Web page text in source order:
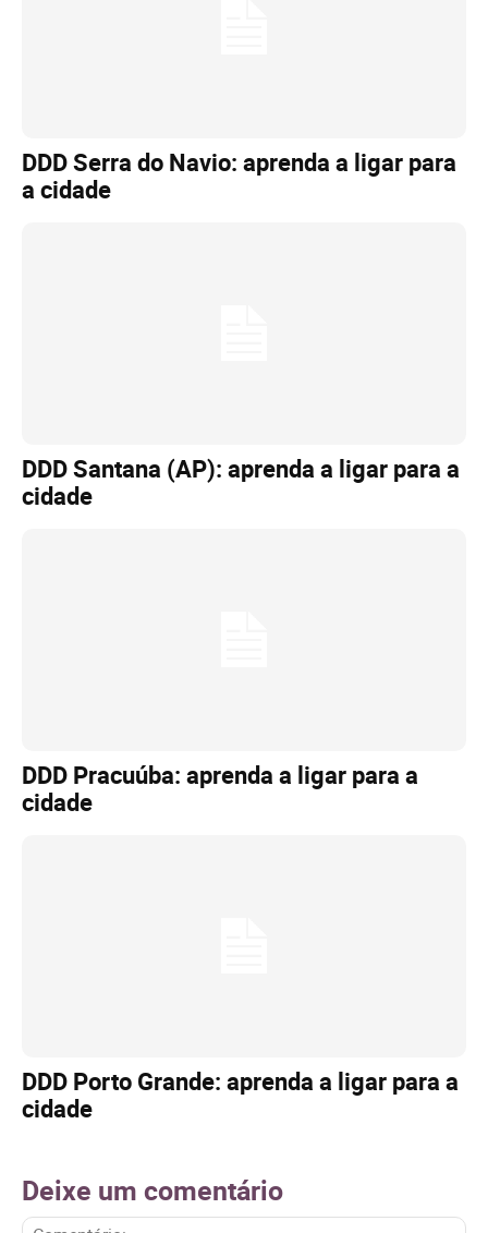
DDD Serra do Navio: aprenda a ligar para
a cidade
DDD Santana (AP): aprenda a ligar para a
cidade
DDD Pracuúba: aprenda a ligar para a
cidade
DDD Porto Grande: aprenda a ligar para a
cidade
Deixe um comentário